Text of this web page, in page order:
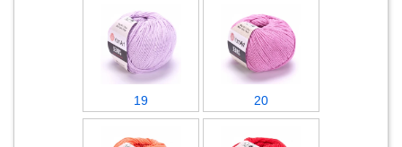
19 20